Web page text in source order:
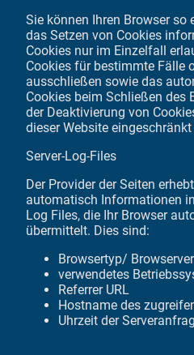
Sie können Ihren Browser so
das Setzen von Cookies
Cookies nur im Einzelfall
Cookies für bestimmte Fälle
ausschließen sowie das
Cookies beim Schließen des
der Deaktivierung von
dieser Website eingeschränkt
Server-Log-Files
Der Provider der Seiten
automatisch Informationen
Log Files, die Ihr Browser
übermittelt. Dies sind:
Browsertyp/
verwendetes
Referrer URL
Hostname des
Uhrzeit der